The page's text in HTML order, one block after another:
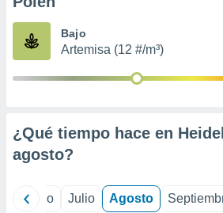
publicidad
Bajo
Artemisa (12 #/m³)
¿Qué tiempo hace en
agosto?
Junio Julio Agosto